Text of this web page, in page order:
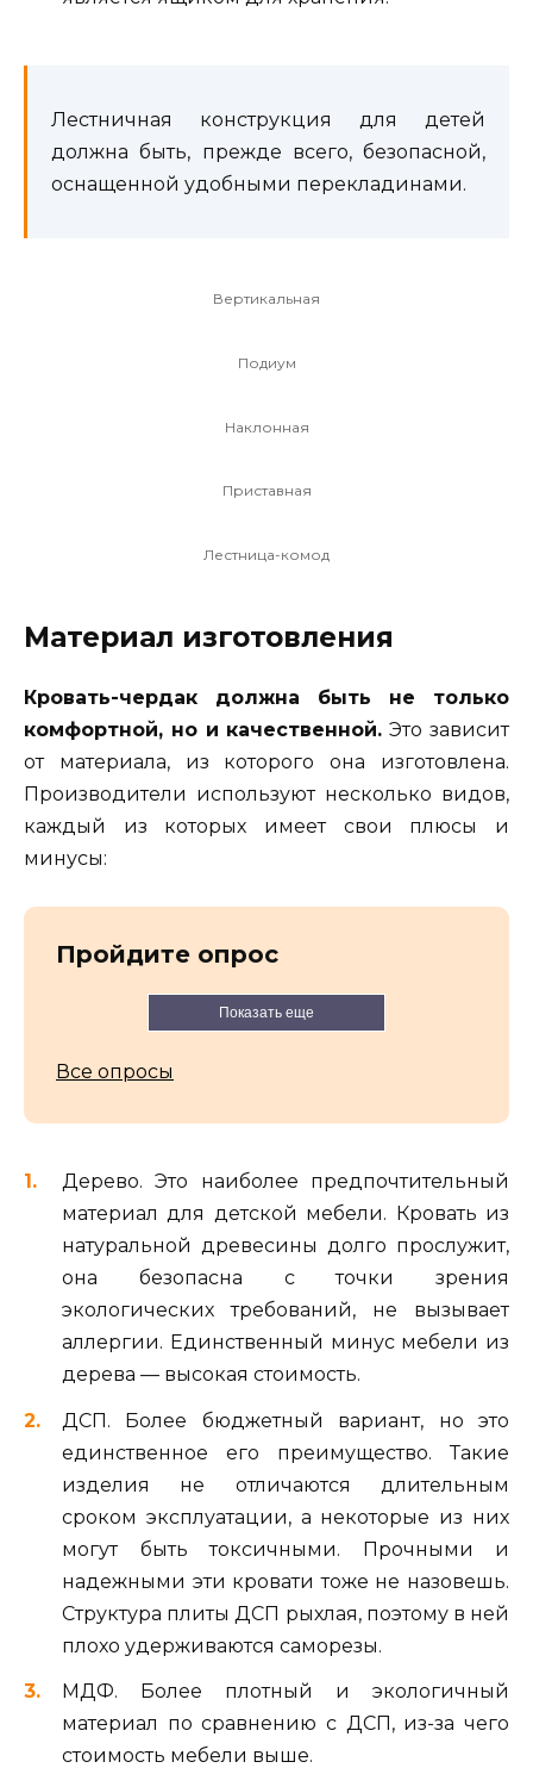
Лестничная конструкция для детей
должна быть, прежде всего, безопасной,
оснащенной удобными перекладинами.
Вертикальная
Подиум
Наклонная
Приставная
Лестница-комод
Материал изготовления
Кровать-чердак должна быть не только
комфортной, но и качественной. Это зависит
от материала, из которого она изготовлена.
Производители используют несколько видов,
каждый из которых имеет свои плюсы и
минусы:
Пройдите опрос
Показать еще
Все опросы
Дерево. Это наиболее предпочтительный
материал для детской мебели. Кровать из
натуральной древесины долго прослужит,
она безопасна с точки зрения
экологических требований, не вызывает
аллергии. Единственный минус мебели из
дерева — высокая стоимость.
ДСП. Более бюджетный вариант, но это
единственное его преимущество. Такие
изделия не отличаются длительным
сроком эксплуатации, а некоторые из них
могут быть токсичными. Прочными и
надежными эти кровати тоже не назовешь.
Структура плиты ДСП рыхлая, поэтому в ней
плохо удерживаются саморезы.
МДФ. Более плотный и экологичный
материал по сравнению с ДСП, из-за чего
стоимость мебели выше.